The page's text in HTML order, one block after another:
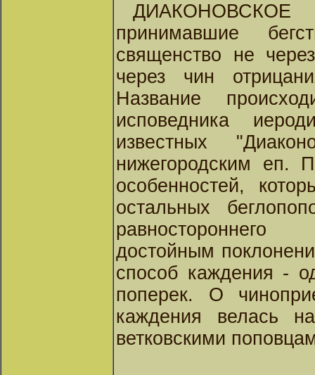
принимавшие
священство не
через чин
Название
исповедника
известных
нижегородским еп.
особенностей,
остальных
равностороннего
достойным
способ каждения -
поперек. О
каждения велась
ветковскими